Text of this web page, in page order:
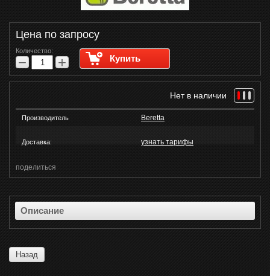
Цена по запросу
Количество:
− + Купить
Нет в наличии
Производитель Beretta
Доставка: узнать тарифы
поделиться
Описание
Назад